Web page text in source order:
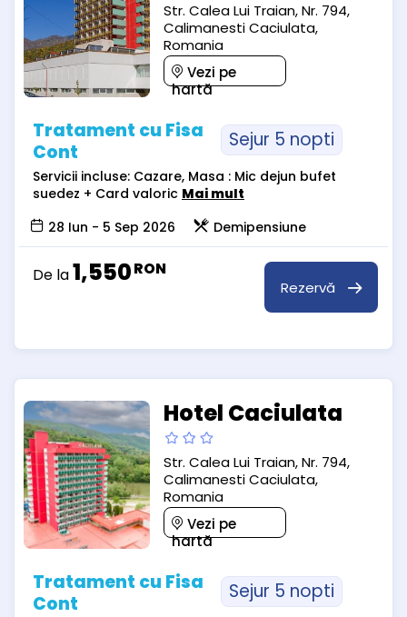
Str. Calea Lui Traian, Nr. 794,
Calimanesti Caciulata,
Romania
Vezi pe
hartă
Tratament cu Fisa
Cont
Sejur 5 nopti
Servicii incluse: Cazare, Masa : Mic dejun bufet
suedez + Card valoric Mai mult
28 Iun - 5 Sep 2026
Demipensiune
De la1,550RON
Rezervă
Hotel Caciulata
Str. Calea Lui Traian, Nr. 794,
Calimanesti Caciulata,
Romania
Vezi pe
hartă
Tratament cu Fisa
Cont
Sejur 5 nopti